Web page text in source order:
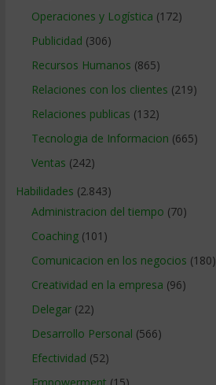
Operaciones y Logística (172)
Publicidad (306)
Recursos Humanos (865)
Relaciones con los clientes (219)
Relaciones publicas (132)
Tecnologia de Informacion (665)
Ventas (242)
Habilidades (2.843)
Administracion del tiempo (70)
Coaching(101)
Comunicacion en los negocios (180)
Creatividad en la empresa (96)
Delegar(22)
Desarrollo Personal (566)
Efectividad (52)